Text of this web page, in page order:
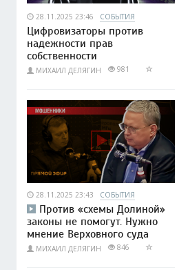
28.11.2025 23:46 СОБЫТИЯ
Цифровизаторы против
надежности прав
собственности
МИХАИЛ ДЕЛЯГИН 981
28.11.2025 23:43 СОБЫТИЯ
Против «схемы Долиной»
законы не помогут. Нужно
мнение Верховного суда
МИХАИЛ ДЕЛЯГИН 846